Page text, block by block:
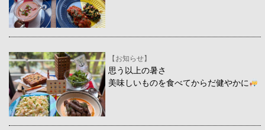
【お知らせ】
思う以上の暑さ
美味しいものを食べてからだ健やかに